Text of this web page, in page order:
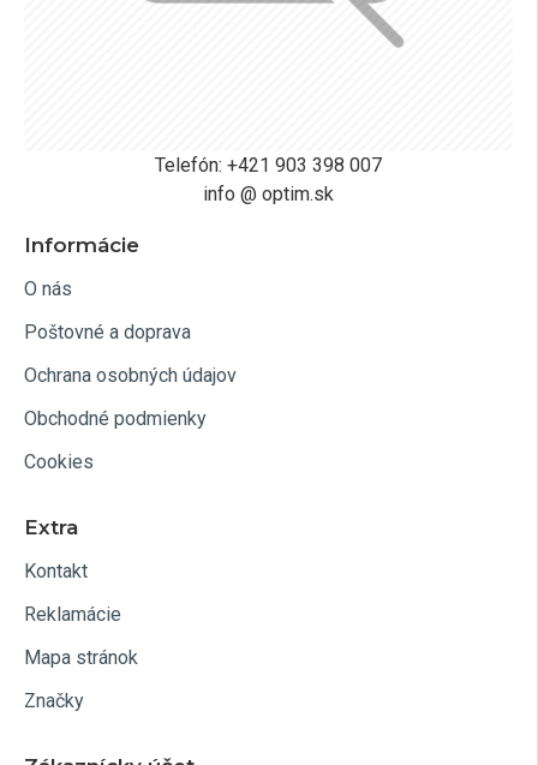
Telefón: +421 903 398 007
info @ optim.sk
Informácie
O nás
Poštovné a doprava
Ochrana osobných údajov
Obchodné podmienky
Cookies
Extra
Kontakt
Reklamácie
Mapa stránok
Značky